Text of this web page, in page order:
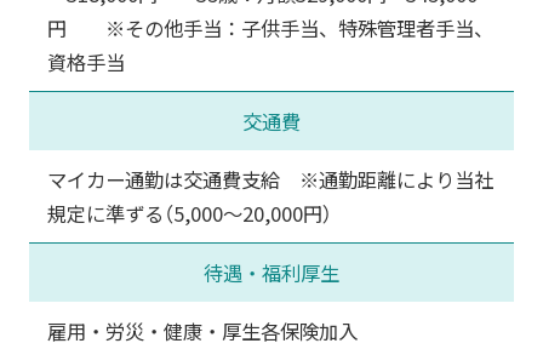
円 ※その他手当：子供手当、特殊管理者手当、
資格手当
交通費
マイカー通勤は交通費支給 ※通勤距離により当社
規定に準ずる（5,000～20,000円）
待遇・福利厚生
雇用・労災・健康・厚生各保険加入